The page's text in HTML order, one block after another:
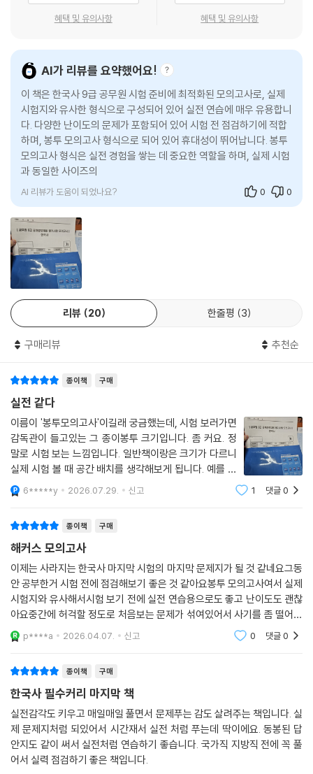
1) 실제 시험지에 익숙해질 수 있게 시험지 크기와 글자 크기, OMR 답안
2) 공무원 한국사 시험의 출제경향과 난이도를 철저히 반영한 모의고사 8
회분을 풀어보며 실전에 완벽히 대비할 수 있습니다.
2. 상세한 문제풀이와 오답 분석까지 한 번에 다 되는 만능 해설!
1) 모든 문제에 대한 상세한 해설을 제공해 문제를 확실하게 이해하고 실
력을 향상시킬 수 있습니다.
2) 정답이 왜 정답인지 알려주는 ‘정답 설명’, 오답의 개념이 무엇이 짚어주
3) '이것도 알면 합격' 코너를 통해 반드시 알아두어야 할 포인트 및 심화
개념이 정리된 표를 확인하고, 놓치는 개념이 없도록 다시 한번 정리 및 복
습할 수 있습니다.
3. 학습 효율성도 올리고, 취약점도 찾을 수 있는 [모바일 자동 채점 + 성
적 분석 서비스]
1) 매 회 모의고사에 수록된 QR코드를 인식하여 모바일 OMR에 답안을
2) 시대별 출제 비중 분석 및 성적 분석 결과를 확인하고 취약한 부분을 자
4. 빈출 키워드 암기를 확실하게 돕는 [시대별 막판 암기 점검] 무료 제공!
1) 매 회 모의고사에 출제된 문제들 중 빈출 선택지의 핵심 키워드를 빈칸
문제로 만들어 시대별로 제공하였습니다.
2) 꼭 알아두어야 할 중요한 핵심 키워드를 다시 한 번 암기하면서 보다 철
저히 마무리할 수 있습니다.
[단기 합격을 위한 해커스만의 추가 학습 콘텐츠 - 해커스공무원(gosi.H
ackers.com)]
1. 공무원 인강(교재 내 할인쿠폰 수록)
2. 공무원 한국사 무료 특강
3. 공무원 면접 무료 특강
4. 시대별 막판 암기 점검(PDF)
6. OMR 답안지(PDF)
혜택 및 유의사항 혜택 및 유의사항
AI가 리뷰를 요약했어요!
이 책은 한국사 9급 공무원 시험 준비에 최적화된 모의고사로, 실제
시험지와 유사한 형식으로 구성되어 있어 실전 연습에 매우 유용합니
다. 다양한 난이도의 문제가 포함되어 있어 시험 전 점검하기에 적합
하며, 봉투 모의고사 형식으로 되어 있어 휴대성이 뛰어납니다. 봉투
모의고사 형식은 실전 경험을 쌓는 데 중요한 역할을 하며, 실제 시험
과 동일한 사이즈의 문제지를 사용하여 긴장 없이 시험 감각
AI 리뷰가 도움이 되었나요? 0 0
리뷰 20 한줄평 3
구매리뷰 추천순
종이책 구매
실전 같다
이름이 '봉투모의고사'이길래 궁금했는데, 시험 보러가면
감독관이 들고있는 그 종이봉투 크기입니다. 좀 커요. 정
말로 시험 보는 느낌입니다. 일반책이랑은 크기가 다르니
실제 시험 볼 때 공간 배치를 생각해보게 됩니다. 예를 들
면 '펜이나 OMR은 어디둘지' 등. 해설집은 일반 노트 크
기로 봉투 안에 같이 들어있습니다.
6*****y 2026.07.29. 신고 1 댓글0
종이책 구매
해커스 모의고사
이제는 사라지는 한국사 마지막 시험의 마지막 문제지가 될 것 같네요그동
안 공부한거 시험 전에 점검해보기 좋은 것 같아요봉투 모의고사여서 실제
시험지와 유사해서시험 보기 전에 실전 연습용으로도 좋고 난이도도 괜찮
아요중간에 허걱할 정도로 처음보는 문제가 섞여있어서 사기를 좀 떨어뜨
리지만요
p****a 2026.04.07. 신고 0 댓글0
종이책 구매
한국사 필수커리 마지막 책
실전감각도 키우고 매일매일 풀면서 문제푸는 감도 살려주는 책입니다. 실
제 문제지처럼 되있어서 시간재서 실전 처럼 푸는데 딱이에요. 동봉된 답
안지도 같이 써서 실전처럼 연습하기 좋습니다. 국가직 지방직 전에 꼭 풀
어서 실력 점검하기 좋은 책입니다.